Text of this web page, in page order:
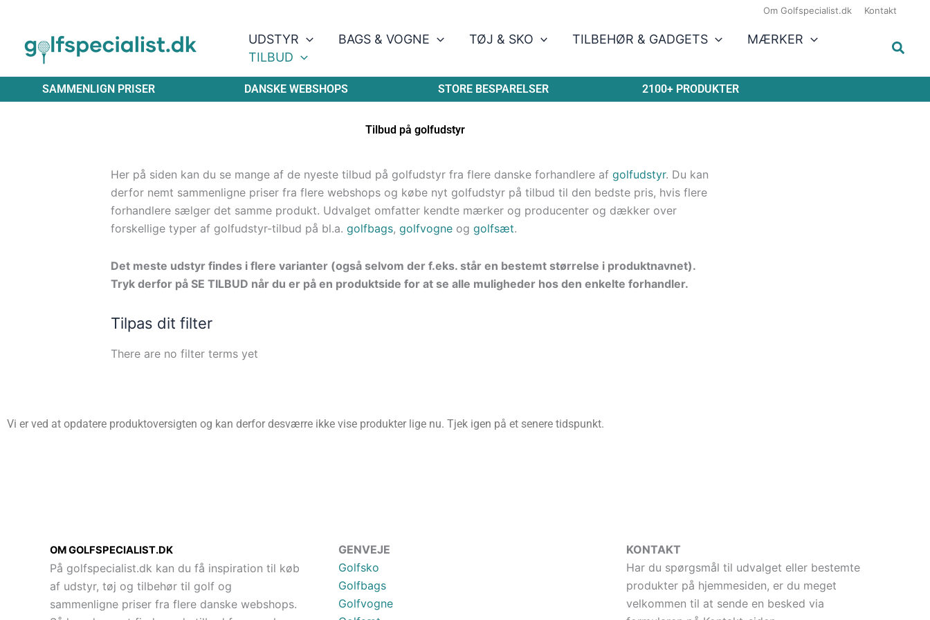
indholdet
Om Golfspecialist.dk Kontakt
UDSTYR BAGS & VOGNE TØJ & SKO TILBEHØR & GADGETS
MÆRKER
TILBUD
SAMMENLIGN PRISER DANSKE WEBSHOPS STORE BESPARELSER 2100+ PRODUKTER
Tilbud på golfudstyr
Her på siden kan du se mange af de nyeste tilbud på golfudstyr fra flere danske forhandlere af golfudstyr. Du kan
derfor nemt sammenligne priser fra flere webshops og købe nyt golfudstyr på tilbud til den bedste pris, hvis flere
forhandlere sælger det samme produkt. Udvalget omfatter kendte mærker og producenter og dækker over
forskellige typer af golfudstyr-tilbud på bl.a. golfbags, golfvogne og golfsæt.
Det meste udstyr findes i flere varianter (også selvom der f.eks. står en bestemt størrelse i produktnavnet).
Tryk derfor på SE TILBUD når du er på en produktside for at se alle muligheder hos den enkelte forhandler.
Tilpas dit filter
There are no filter terms yet
Vi er ved at opdatere produktoversigten og kan derfor desværre ikke vise produkter lige nu. Tjek igen på et senere tidspunkt.
OM GOLFSPECIALIST.DK
På golfspecialist.dk kan du få inspiration til køb
af udstyr, tøj og tilbehør til golf og
sammenligne priser fra flere danske webshops.
GENVEJE
Golfsko
Golfbags
Golfvogne
KONTAKT
Har du spørgsmål til udvalget eller bestemte
produkter på hjemmesiden, er du meget
velkommen til at sende en besked via